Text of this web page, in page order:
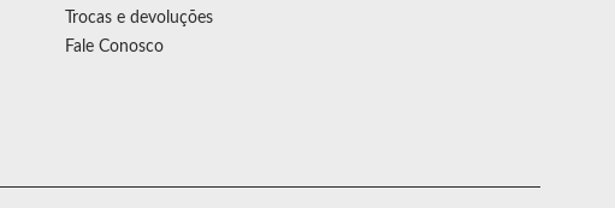
Trocas e devoluções
Fale Conosco